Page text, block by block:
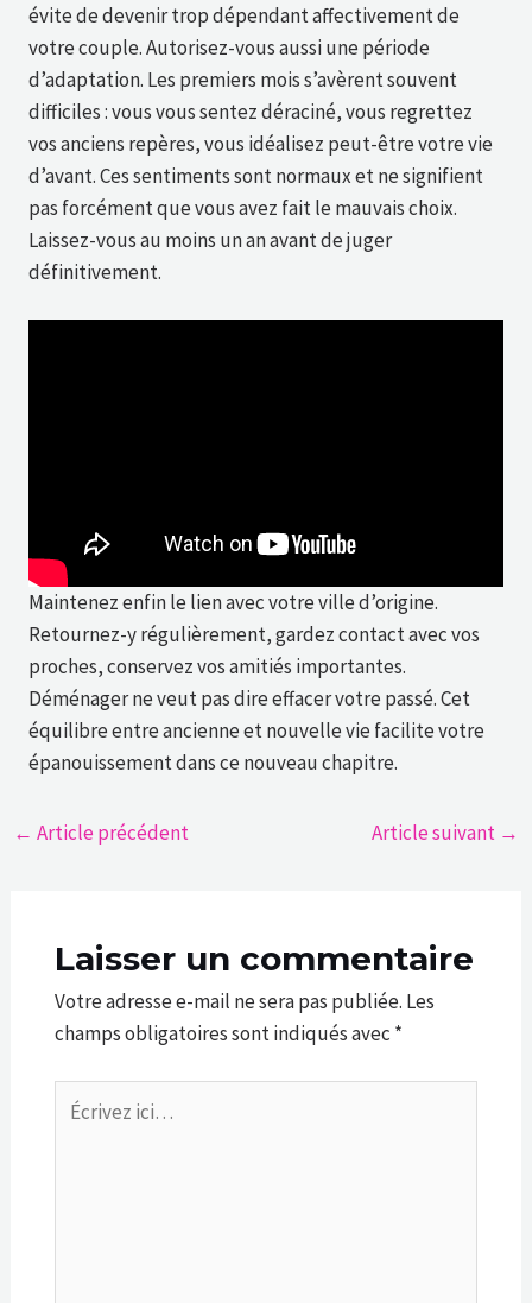
évite de devenir trop dépendant affectivement de
votre couple. Autorisez-vous aussi une période
d’adaptation. Les premiers mois s’avèrent souvent
difficiles : vous vous sentez déraciné, vous regrettez
vos anciens repères, vous idéalisez peut-être votre vie
d’avant. Ces sentiments sont normaux et ne signifient
pas forcément que vous avez fait le mauvais choix.
Laissez-vous au moins un an avant de juger
définitivement.
Maintenez enfin le lien avec votre ville d’origine.
Retournez-y régulièrement, gardez contact avec vos
proches, conservez vos amitiés importantes.
Déménager ne veut pas dire effacer votre passé. Cet
équilibre entre ancienne et nouvelle vie facilite votre
épanouissement dans ce nouveau chapitre.
← Article précédent Article suivant →
Laisser un commentaire
Votre adresse e-mail ne sera pas publiée. Les
champs obligatoires sont indiqués avec *
Écrivez
ici…